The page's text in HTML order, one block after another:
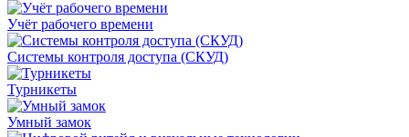
Учёт рабочего времени
Системы контроля доступа (СКУД)
Турникеты
Умный замок